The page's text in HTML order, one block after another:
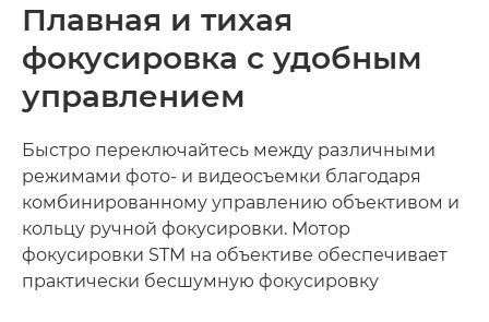
Плавная и тихая
фокусировка с удобным
управлением
Быстро переключайтесь между различными
режимами фото- и видеосъемки благодаря
комбинированному управлению объективом и
кольцу ручной фокусировки. Мотор
фокусировки STM на объективе обеспечивает
практически бесшумную фокусировку